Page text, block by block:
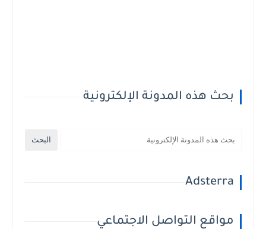
بحث هذه المدونة الإلكترونية
Adsterra
مواقع التواصل الاجتماعي